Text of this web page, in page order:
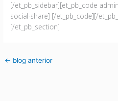
[/et_pb_sidebar][et_pb_code
social-share] [/et_pb_code][/
[/et_pb_section]
← blog anterior